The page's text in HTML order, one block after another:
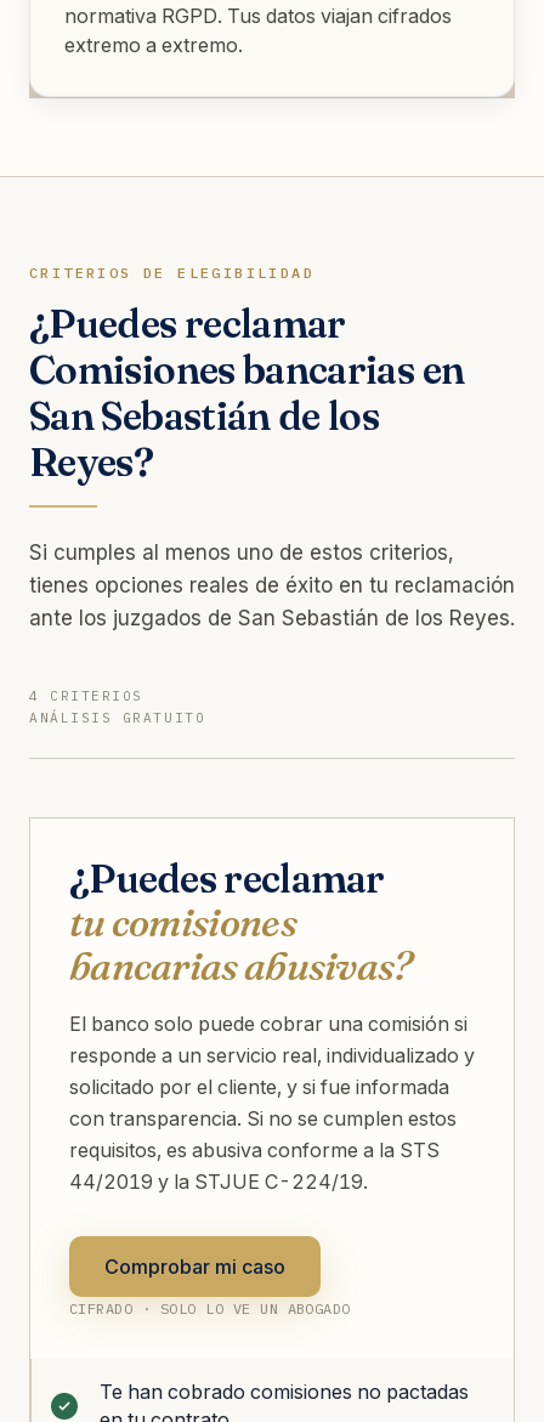
normativa RGPD. Tus datos viajan cifrados
extremo a extremo.
CRITERIOS DE ELEGIBILIDAD
¿Puedes reclamar
Comisiones bancarias en
San Sebastián de los
Reyes?
Si cumples al menos uno de estos criterios,
tienes opciones reales de éxito en tu reclamación
ante los juzgados de San Sebastián de los Reyes.
4 CRITERIOS
ANÁLISIS GRATUITO
¿Puedes reclamar
tu comisiones
bancarias abusivas?
El banco solo puede cobrar una comisión si
responde a un servicio real, individualizado y
solicitado por el cliente, y si fue informada
con transparencia. Si no se cumplen estos
requisitos, es abusiva conforme a la STS
44/2019 y la STJUE C-224/19.
Comprobar mi caso
CIFRADO · SOLO LO VE UN ABOGADO
Te han cobrado comisiones no pactadas